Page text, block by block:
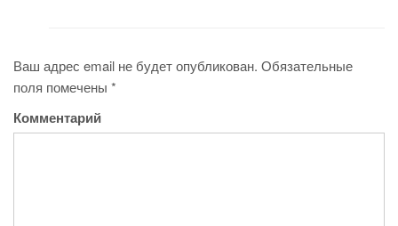
Ваш адрес email не будет опубликован. Обязательные
поля помечены *
Комментарий